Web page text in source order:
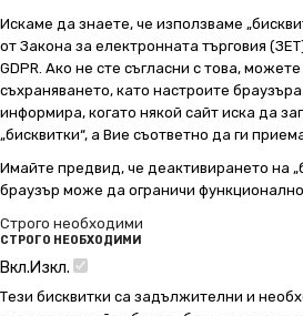
Искаме да знаете, че използваме
от Закона за електронната търговия
GDPR. Ако не сте съгласни с това,
съхраняването, като настроите
информира, когато някой сайт иска да
„бисквитки“, а Вие съответно да ги
Имайте предвид, че деактивирането на
браузър може да ограничи
Строго необходими
СТРОГО НЕОБХОДИМИ
Вкл.Изкл.
Тези бисквитки са задължителни и